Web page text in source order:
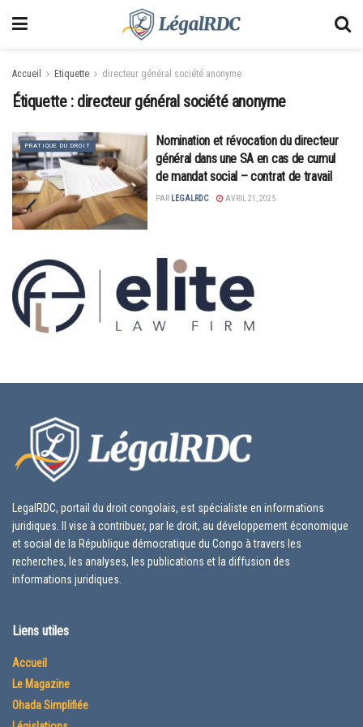
Accueil Etiquette directeur général société anonyme
Étiquette : directeur général société anonyme
PRATIQUE DU DROIT
Nomination et révocation du directeur
général dans une SA en cas de cumul
de mandat social – contrat de travail
PAR LEGALRDC AVRIL 21, 2025
LegalRDC, portail du droit congolais, est spécialiste en informations
juridiques. Il vise à contribuer, par le droit, au développement économique
et social de la République démocratique du Congo à travers les
recherches, les analyses, les publications et la diffusion des
informations juridiques.
Liens utiles
Accueil
Le Magazine
Ohada Simplifiée